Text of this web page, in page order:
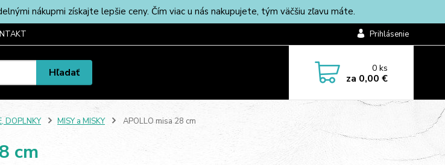
nákupmi získajte lepšie ceny. Čím viac u nás nakupujete, tým väčšiu zľavu máte.
Prihlásenie
Hľadať 0ks
za 0,00 €
DOPLNKY MISY a MISKY APOLLO misa 28 cm
cm